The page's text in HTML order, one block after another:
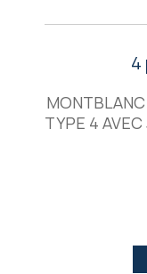
4
TYPE 4